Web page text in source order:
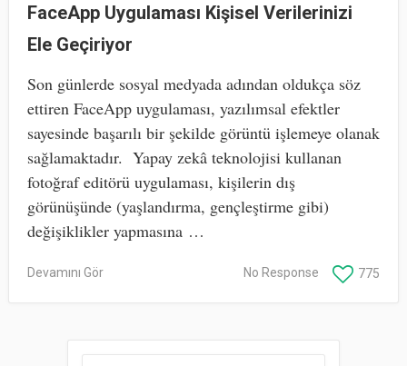
FaceApp Uygulaması Kişisel Verilerinizi
Ele Geçiriyor
Son günlerde sosyal medyada adından oldukça söz
ettiren FaceApp uygulaması, yazılımsal efektler
sayesinde başarılı bir şekilde görüntü işlemeye olanak
sağlamaktadır. Yapay zekâ teknolojisi kullanan
fotoğraf editörü uygulaması, kişilerin dış
görünüşünde (yaşlandırma, gençleştirme gibi)
değişiklikler yapmasına …
Devamını Gör 775
No Response